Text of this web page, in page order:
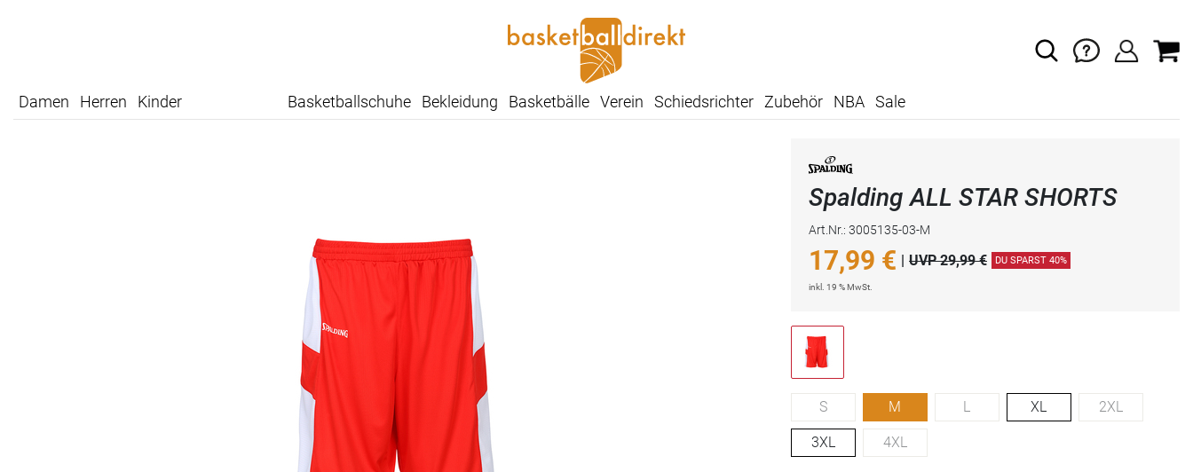
Damen Herren Kinder Basketballschuhe Bekleidung Basketbälle Verein Schiedsrichter Zubehör NBA Sale
Spalding ALL STAR SHORTS
Art.Nr.: 3005135-03-M
17,99 € | UVP 29,99 € DU SPARST 40%
inkl. 19 % MwSt.
S M L XL 2XL
3XL 4XL